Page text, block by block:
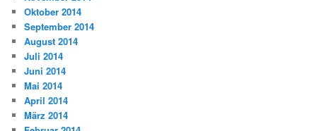
Oktober 2014
September 2014
August 2014
Juli 2014
Juni 2014
Mai 2014
April 2014
März 2014